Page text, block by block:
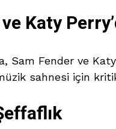
Katy
Sam Fender ve
sahnesi için